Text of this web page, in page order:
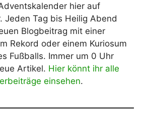
hier auf
Jeden Tag bis Heilig Abend
Blogbeitrag mit einer
Rekord oder einem Kuriosum
Fußballs. Immer um 0 Uhr
Artikel. Hier könnt ihr alle
einsehen.